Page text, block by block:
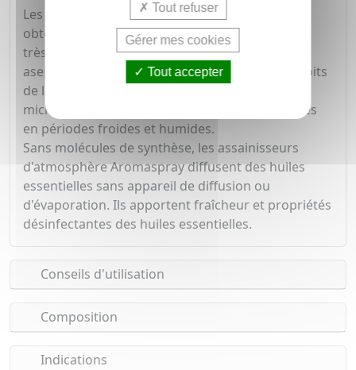
Les huiles essentielles de Thym et de Cannelle,
obtenues par distillation à la vapeur d'eau, sont
très purifiantes et anti-microbiennes. Elles
aseptisent durablement l'atmosphère, les endroits
de la maison propices aux développement de
microbes; Elles préservent les voies respiratoires
en périodes froides et humides.
Sans molécules de synthèse, les assainisseurs
d'atmosphère Aromaspray diffusent des huiles
essentielles sans appareil de diffusion ou
d'évaporation. Ils apportent fraîcheur et propriétés
désinfectantes des huiles essentielles.
Conseils d'utilisation
Composition
Indications
Tout refuser
Gérer mes cookies
Tout accepter